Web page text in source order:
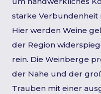
starke Verbundenheit
Hier werden Weine
der Region
rein. Die Weinberge
der Nahe und der
Trauben mit einer